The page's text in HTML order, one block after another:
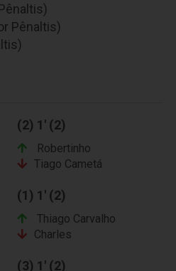
Pênaltis)
(2) 1' (2)
Robertinho
Tiago Cametá
(1) 1' (2)
Thiago Carvalho
Charles
(3) 1' (2)